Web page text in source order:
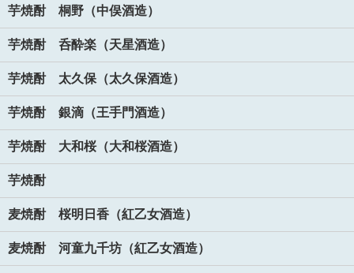
芋焼酎 桐野（中俣酒造）
芋焼酎 呑酔楽（天星酒造）
芋焼酎 太久保（太久保酒造）
芋焼酎 銀滴（王手門酒造）
芋焼酎 大和桜（大和桜酒造）
芋焼酎
麦焼酎 桜明日香（紅乙女酒造）
麦焼酎 河童九千坊（紅乙女酒造）